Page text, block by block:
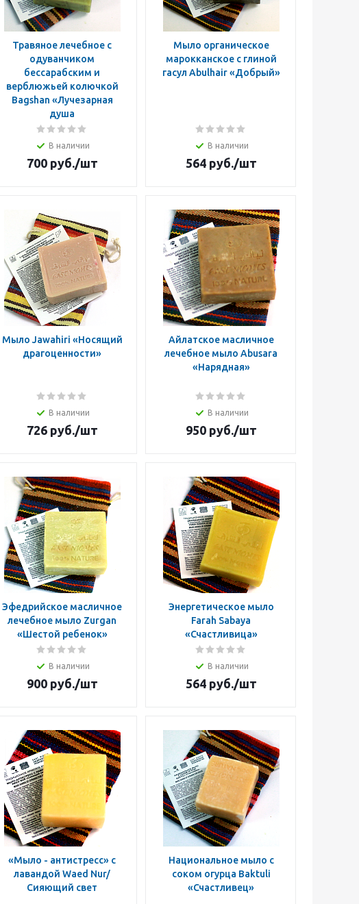
Травяное лечебное с
одуванчиком
бессарабским и
верблюжьей колючкой
Bagshan «Лучезарная
душа
В наличии
700руб./шт
Мыло органическое
марокканское с глиной
гасул Abulhair «Добрый»
В наличии
564руб./шт
Мыло Jawahiri «Носящий
драгоценности»
В наличии
726руб./шт
Айлатское масличное
лечебное мыло Abusara
«Нарядная»
В наличии
950руб./шт
Эфедрийское масличное
лечебное мыло Zurgan
«Шестой ребенок»
В наличии
900руб./шт
Энергетическое мыло
Farah Sabaya
«Счастливица»
В наличии
564руб./шт
«Мыло - антистресс» с
лавандой Waed Nur/
Сияющий свет
Национальное мыло с
соком огурца Baktuli
«Счастливец»